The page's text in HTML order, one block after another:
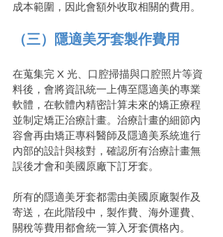
成本範圍，因此會額外收取相關的費用。
（三）隱適美牙套製作費用
在蒐集完 X 光、口腔掃描與口腔照片等資
料後，會將資訊統一上傳至隱適美的專業
軟體，在軟體內精密計算未來的矯正療程
並制定矯正治療計畫。治療計畫的細節內
容會再由矯正專科醫師及隱適美系統進行
內部的設計與核對，確認所有治療計畫無
誤後才會和美國原廠下訂牙套。
所有的隱適美牙套都需由美國原廠製作及
寄送，在此階段中，製作費、海外運費、
關稅等費用都會統一算入牙套價格內。